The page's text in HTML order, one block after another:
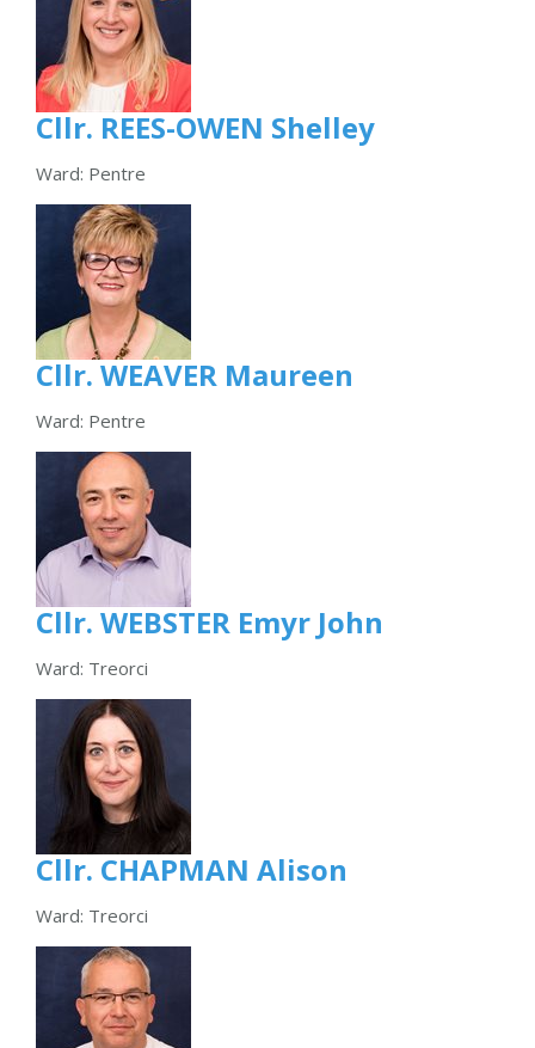
Cllr. REES-OWEN Shelley
Ward: Pentre
Cllr. WEAVER Maureen
Ward: Pentre
Cllr. WEBSTER Emyr John
Ward: Treorci
Cllr. CHAPMAN Alison
Ward: Treorci